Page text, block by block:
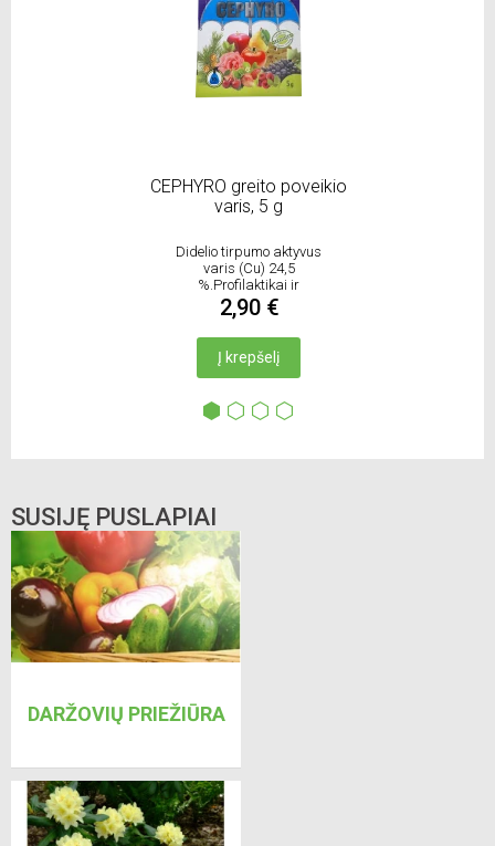
CEPHYRO greito poveikio
varis, 5 g
Didelio tirpumo aktyvus
varis (Cu) 24,5
%.Profilaktikai ir
abiotinių veiksnių
keliamam
2,90 €
Į krepšelį
SUSIJĘ PUSLAPIAI
DARŽOVIŲ PRIEŽIŪRA